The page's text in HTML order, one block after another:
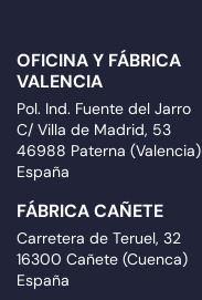
OFICINA Y FÁBRICA
VALENCIA
Pol. Ind. Fuente del Jarro
C/ Villa de Madrid, 53
46988 Paterna (Valencia)
España
FÁBRICA CAÑETE
Carretera de Teruel, 32
16300 Cañete (Cuenca)
España